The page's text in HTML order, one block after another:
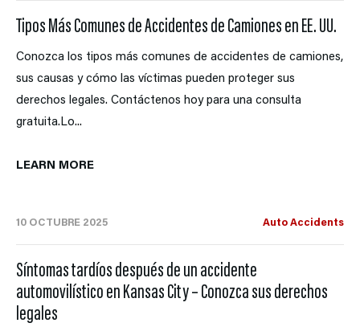
Tipos Más Comunes de Accidentes de Camiones en EE. UU.
Conozca los tipos más comunes de accidentes de camiones,
sus causas y cómo las víctimas pueden proteger sus
derechos legales. Contáctenos hoy para una consulta
gratuita.Lo...
LEARN MORE
10 OCTUBRE 2025 Auto Accidents
Síntomas tardíos después de un accidente
automovilístico en Kansas City – Conozca sus derechos
legales